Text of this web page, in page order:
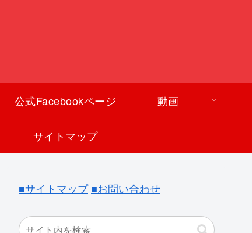
公式Facebookページ 動画
サイトマップ
■サイトマップ ■お問い合わせ